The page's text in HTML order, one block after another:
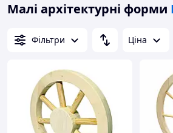
Малі архітектурні форми
Фільтри Ціна